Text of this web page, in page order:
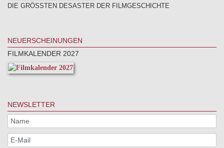
DIE GRÖSSTEN DESASTER DER FILMGESCHICHTE
NEUERSCHEINUNGEN
FILMKALENDER 2027
NEWSLETTER